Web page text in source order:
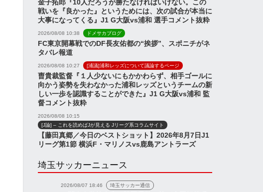
金子拓郎『10人だろうが勝たなければいけない。この
戦いを『良かった』というためには、次の試合が本当に
大事になってくる』J1 G大阪vs浦和 選手コメント抜粋
2026/08/08 10:38 ドメサカブログ
FC東京開幕戦でのDF長友佑都の“挨拶”、スポニチがネ
タバレ報道
2026/08/08 10:27 [浦議]浦和レッズについて議論するページ
曺貴裁監督『１人少ないにもかかわらず、相手ゴールに
向かう姿勢を失わなかった浦和レッズというチームの新
しい一歩を認識することができた』J1 G大阪vs浦和 監
督コメント抜粋
2026/08/08 10:15
[J論] – これを読めばJが見える Jリーグ系コラムサイト
【藤田真郷／今日のベストショット】2026年8月7日J1
リーグ第1節 横浜F・マリノスvs鹿島アントラーズ
埼玉サッカーニュース
2026/08/07 18:46 埼玉サッカー通信